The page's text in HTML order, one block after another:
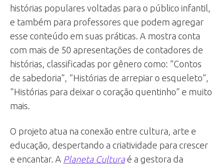
histórias populares voltadas para o público infantil,
e também para professores que podem agregar
esse conteúdo em suas práticas. A mostra conta
com mais de 50 apresentações de contadores de
histórias, classificadas por gênero como: “Contos
de sabedoria”, “Histórias de arrepiar o esqueleto”,
“Histórias para deixar o coração quentinho” e muito
mais.
O projeto atua na conexão entre cultura, arte e
educação, despertando a criatividade para crescer
e encantar. A Planeta Culturaé a gestora da